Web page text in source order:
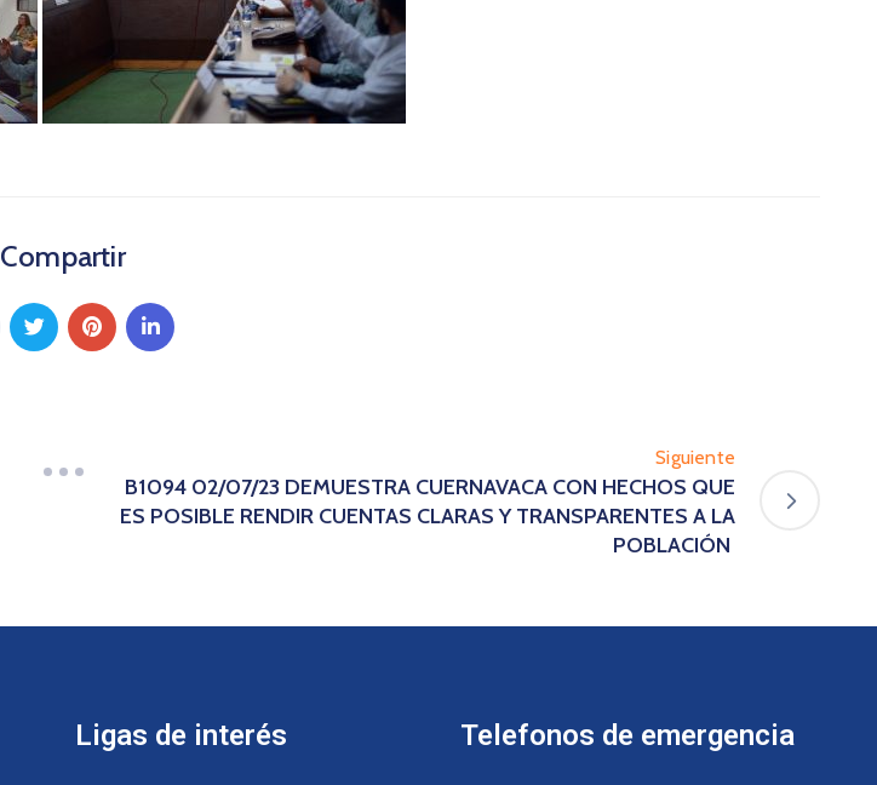
Compartir
Siguiente
B1094 02/07/23 DEMUESTRA CUERNAVACA CON HECHOS QUE
ES POSIBLE RENDIR CUENTAS CLARAS Y TRANSPARENTES A LA
POBLACIÓN
Ligas de interés Telefonos de emergencia